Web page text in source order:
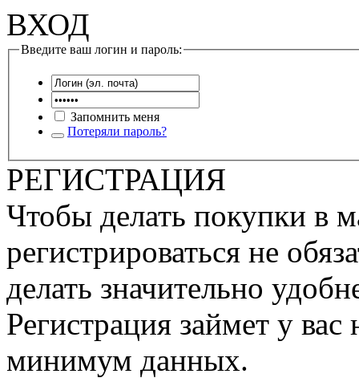
ВХОД
Введите ваш логин и пароль:
Запомнить меня
Потеряли пароль?
РЕГИСТРАЦИЯ
Чтобы делать покупки в
регистрироваться не
делать значительно
Регистрация займет у
минимум данных.